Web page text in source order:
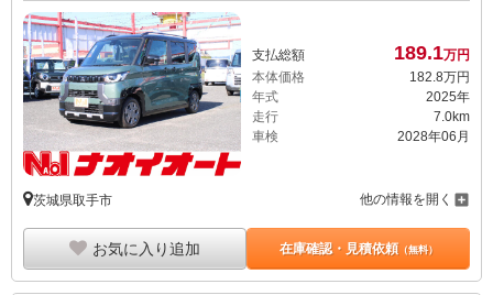
支払総額 189.1万円
本体価格
182.8万円
年式
2025年
走行
7.0km
車検
2028年06月
茨城県取手市 他の情報を開く
お気に入り追加 在庫確認・見積依頼（無料）